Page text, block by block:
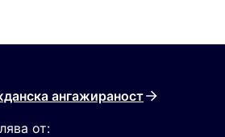
ангажираност
от: